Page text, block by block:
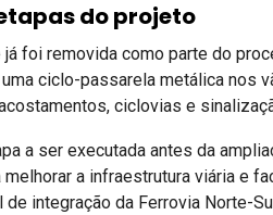
do projeto
foi removida como parte do
ciclo-passarela metálica nos
ciclovias e
a ser executada antes da
a infraestrutura viária e
integração da Ferrovia Norte-